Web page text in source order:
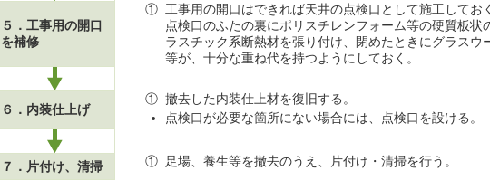
５．工事用の開口
を補修
① 工事用の開口はできれば天井の点検口として施工してお
点検口のふたの裏にポリスチレンフォーム等の硬質板状
ラスチック系断熱材を張り付け、閉めたときにグラスウ
等が、十分な重ね代を持つようにしておく。
６．内装仕上げ
① 撤去した内装仕上材を復旧する。
点検口が必要な箇所にない場合には、点検口を設ける。
７．片付け、清掃 ① 足場、養生等を撤去のうえ、片付け・清掃を行う。